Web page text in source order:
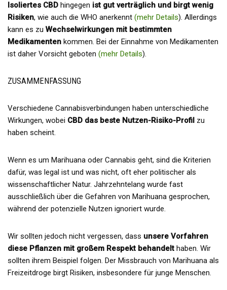
Isoliertes CBD hingegen ist gut verträglich und birgt wenig
Risiken, wie auch die WHO anerkennt (mehr Details). Allerdings
kann es zu Wechselwirkungen mit bestimmten
Medikamenten kommen. Bei der Einnahme von Medikamenten
ist daher Vorsicht geboten (mehr Details).
ZUSAMMENFASSUNG
Verschiedene Cannabisverbindungen haben unterschiedliche
Wirkungen, wobei CBD das beste Nutzen-Risiko-Profil zu
haben scheint.
Wenn es um Marihuana oder Cannabis geht, sind die Kriterien
dafür, was legal ist und was nicht, oft eher politischer als
wissenschaftlicher Natur. Jahrzehntelang wurde fast
ausschließlich über die Gefahren von Marihuana gesprochen,
während der potenzielle Nutzen ignoriert wurde.
Wir sollten jedoch nicht vergessen, dass unsere Vorfahren
diese Pflanzen mit großem Respekt behandelt haben. Wir
sollten ihrem Beispiel folgen. Der Missbrauch von Marihuana als
Freizeitdroge birgt Risiken, insbesondere für junge Menschen.